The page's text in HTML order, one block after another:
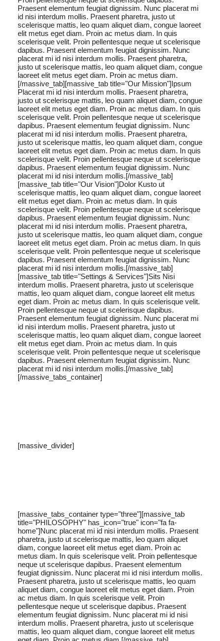
Praesent elementum feugiat dignissim. Nunc placerat mi
id nisi interdum mollis. Praesent pharetra, justo ut
scelerisque mattis, leo quam aliquet diam, congue laoreet
elit metus eget diam. Proin ac metus diam. In quis
scelerisque velit. Proin pellentesque neque ut scelerisque
dapibus. Praesent elementum feugiat dignissim. Nunc
placerat mi id nisi interdum mollis. Praesent pharetra,
justo ut scelerisque mattis, leo quam aliquet diam, congue
laoreet elit metus eget diam. Proin ac metus diam.
[/massive_tab][massive_tab title="Our Mission"]Ipsum
Placerat mi id nisi interdum mollis. Praesent pharetra,
justo ut scelerisque mattis, leo quam aliquet diam, congue
laoreet elit metus eget diam. Proin ac metus diam. In quis
scelerisque velit. Proin pellentesque neque ut scelerisque
dapibus. Praesent elementum feugiat dignissim. Nunc
placerat mi id nisi interdum mollis. Praesent pharetra,
justo ut scelerisque mattis, leo quam aliquet diam, congue
laoreet elit metus eget diam. Proin ac metus diam. In quis
scelerisque velit. Proin pellentesque neque ut scelerisque
dapibus. Praesent elementum feugiat dignissim. Nunc
placerat mi id nisi interdum mollis.[/massive_tab]
[massive_tab title="Our Vision"]Dolor Kusto ut
scelerisque mattis, leo quam aliquet diam, congue laoreet
elit metus eget diam. Proin ac metus diam. In quis
scelerisque velit. Proin pellentesque neque ut scelerisque
dapibus. Praesent elementum feugiat dignissim. Nunc
placerat mi id nisi interdum mollis. Praesent pharetra,
justo ut scelerisque mattis, leo quam aliquet diam, congue
laoreet elit metus eget diam. Proin ac metus diam. In quis
scelerisque velit. Proin pellentesque neque ut scelerisque
dapibus. Praesent elementum feugiat dignissim. Nunc
placerat mi id nisi interdum mollis.[/massive_tab]
[massive_tab title="Settings & Services"]Sits Nisi
interdum mollis. Praesent pharetra, justo ut scelerisque
mattis, leo quam aliquet diam, congue laoreet elit metus
eget diam. Proin ac metus diam. In quis scelerisque velit.
Proin pellentesque neque ut scelerisque dapibus.
Praesent elementum feugiat dignissim. Nunc placerat mi
id nisi interdum mollis. Praesent pharetra, justo ut
scelerisque mattis, leo quam aliquet diam, congue laoreet
elit metus eget diam. Proin ac metus diam. In quis
scelerisque velit. Proin pellentesque neque ut scelerisque
dapibus. Praesent elementum feugiat dignissim. Nunc
placerat mi id nisi interdum mollis.[/massive_tab]
[/massive_tabs_container]
[massive_divider]
[massive_tabs_container type="three"][massive_tab
title="PHILOSOPHY" has_icon="true" icon="fa fa-
home"]Nunc placerat mi id nisi interdum mollis. Praesent
pharetra, justo ut scelerisque mattis, leo quam aliquet
diam, congue laoreet elit metus eget diam. Proin ac
metus diam. In quis scelerisque velit. Proin pellentesque
neque ut scelerisque dapibus. Praesent elementum
feugiat dignissim. Nunc placerat mi id nisi interdum mollis.
Praesent pharetra, justo ut scelerisque mattis, leo quam
aliquet diam, congue laoreet elit metus eget diam. Proin
ac metus diam. In quis scelerisque velit. Proin
pellentesque neque ut scelerisque dapibus. Praesent
elementum feugiat dignissim. Nunc placerat mi id nisi
interdum mollis. Praesent pharetra, justo ut scelerisque
mattis, leo quam aliquet diam, congue laoreet elit metus